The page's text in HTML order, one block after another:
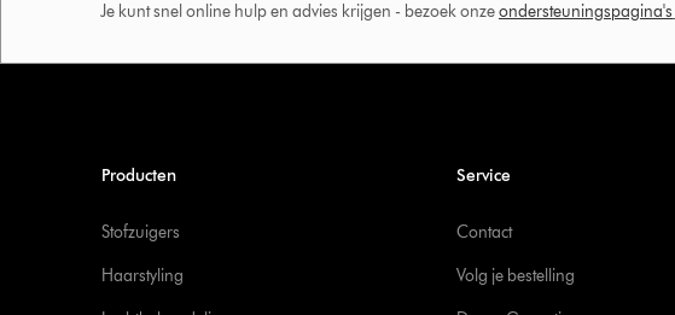
Je kunt snel online hulp en advies krijgen - bezoek onzeondersteuningspagina's
Producten
Stofzuigers
Haarstyling
Service
Contact
Volg je bestelling